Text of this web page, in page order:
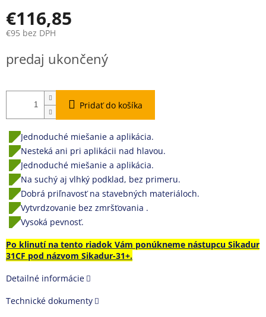
€116,85
€95 bez DPH
cena:
predaj ukončený
Pridať do košíka
Jednoduché miešanie a aplikácia.
Nesteká ani pri aplikácii nad hlavou.
Jednoduché miešanie a aplikácia.
Na suchý aj vlhký podklad, bez primeru.
Dobrá priľnavosť na stavebných materiáloch.
Vytvrdzovanie bez zmršťovania .
Vysoká pevnosť.
Po klinutí na tento riadok Vám ponúkneme nástupcu Sikadur
31CF pod názvom Sikadur-31+.
Detailné informácie
Technické dokumenty